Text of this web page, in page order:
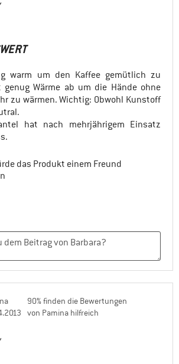
warm um den Kaffee gemütlich zu
Wärme ab um die Hände ohne
zu wärmen. Wichtig: Obwohl Kunstoff
hat nach mehrjährigem Einsatz
das Produkt einem Freund
90% finden die Bewertungen
von Pamina hilfreich